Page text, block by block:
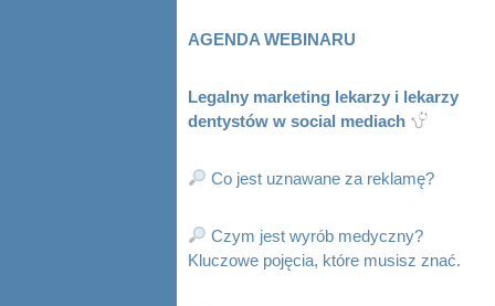
AGENDA WEBINARU
Legalny marketing lekarzy i lekarzy
dentystów w social mediach
Co jest uznawane za reklamę?
Czym jest wyrób medyczny?
Kluczowe pojęcia, które musisz znać.